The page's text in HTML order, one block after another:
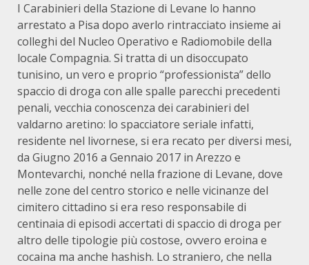
I Carabinieri della Stazione di Levane lo hanno
arrestato a Pisa dopo averlo rintracciato insieme ai
colleghi del Nucleo Operativo e Radiomobile della
locale Compagnia. Si tratta di un disoccupato
tunisino, un vero e proprio “professionista” dello
spaccio di droga con alle spalle parecchi precedenti
penali, vecchia conoscenza dei carabinieri del
valdarno aretino: lo spacciatore seriale infatti,
residente nel livornese, si era recato per diversi mesi,
da Giugno 2016 a Gennaio 2017 in Arezzo e
Montevarchi, nonché nella frazione di Levane, dove
nelle zone del centro storico e nelle vicinanze del
cimitero cittadino si era reso responsabile di
centinaia di episodi accertati di spaccio di droga per
altro delle tipologie più costose, ovvero eroina e
cocaina ma anche hashish. Lo straniero, che nella